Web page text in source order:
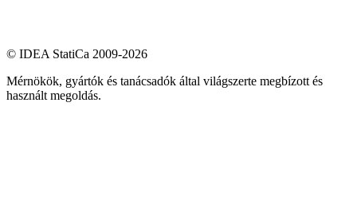
© IDEA StatiCa 2009-2026
Mérnökök, gyártók és tanácsadók által világszerte megbízott és
használt megoldás.